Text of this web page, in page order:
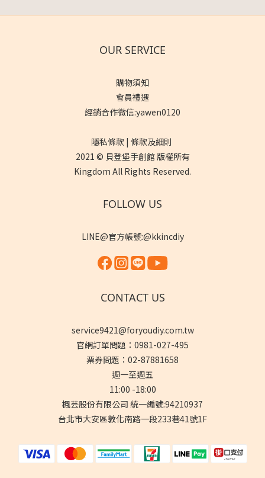
OUR SERVICE
購物須知
會員禮遇
經銷合作微信:yawen0120
隱私條款 | 條款及細則
2021 © 貝登堡手創館 版權所有
Kingdom All Rights Reserved.
FOLLOW US
LINE@官方帳號:@kkincdiy
CONTACT US
service9421@foryoudiy.com.tw
官網訂單問題：0981-027-495
票券問題：02-87881658
週一至週五
11:00 -18:00
楓芸股份有限公司 統一編號:94210937
台北市大安區敦化南路一段233巷41號1F